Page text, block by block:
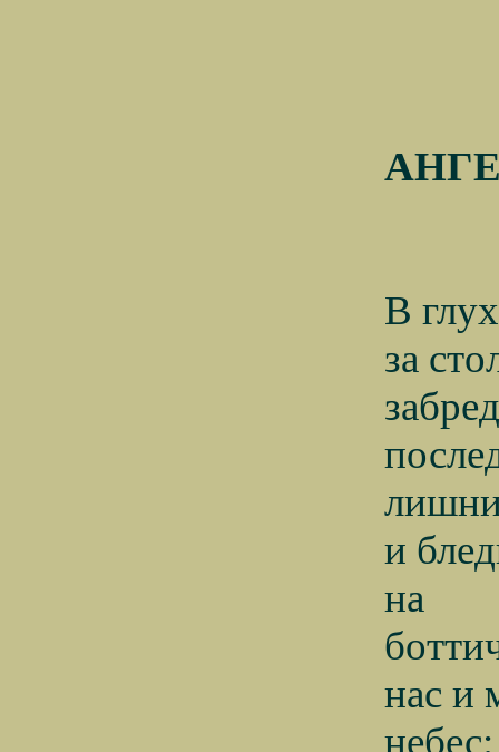
В
за
и
на
нас и
небес: